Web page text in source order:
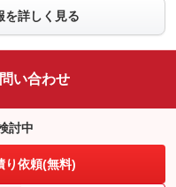
フロントカメラ
：装備なし
：装備なし
ルーフレール
：装備なし
：装備なし
を詳しく見る
い合わせ
討中
り依頼(無料)